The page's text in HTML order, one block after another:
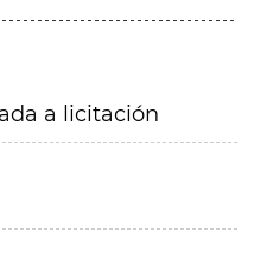
a licitación